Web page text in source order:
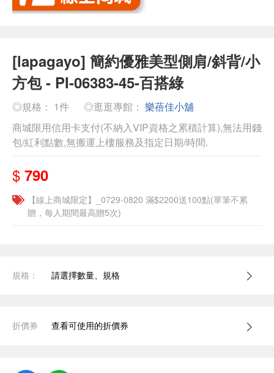
[lapagayo] 簡約優雅美型側肩/斜背/小
方包 - PI-06383-45-百搭綠
◎規格： 1件 ◎逛逛專館： 樂蓓佳小舖
商城限用信用卡支付(不納入VIP資格之累積計算),無法用錢
包/紅利點數,無搬運上樓服務及指定日期/時間.
$ 790
【線上商城限定】_0729-0820 滿$2200送100點(單筆不累
贈，每人期間最高贈5次)
規格： 請選擇數量、規格
折價券 查看可使用的折價券